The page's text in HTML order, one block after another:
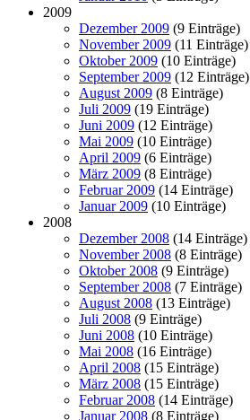
2009
Dezember 2009 (9 Einträge)
November 2009 (11 Einträge)
Oktober 2009 (10 Einträge)
September 2009 (12 Einträge)
August 2009 (8 Einträge)
Juli 2009 (19 Einträge)
Juni 2009 (12 Einträge)
Mai 2009 (10 Einträge)
April 2009 (6 Einträge)
März 2009 (8 Einträge)
Februar 2009 (14 Einträge)
Januar 2009 (10 Einträge)
2008
Dezember 2008 (14 Einträge)
November 2008 (8 Einträge)
Oktober 2008 (9 Einträge)
September 2008 (7 Einträge)
August 2008 (13 Einträge)
Juli 2008 (9 Einträge)
Juni 2008 (10 Einträge)
Mai 2008 (16 Einträge)
April 2008 (15 Einträge)
März 2008 (15 Einträge)
Februar 2008 (14 Einträge)
Januar 2008 (8 Einträge)